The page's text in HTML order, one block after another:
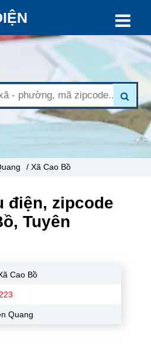
/ Xã Cao Bồ
điện, zipcode
Tuyên
Cao Bồ
Quang